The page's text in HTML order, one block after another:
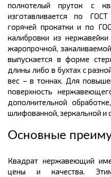
полнотелый пруток с
изготавливается по
горячей прокатки и по
калибровки из
жаропрочной,
выпускается в форме
длины либо в бухтах с
вес – втоннах. Для
поверхность
дополнительной
шлифованной, зеркальной и
Основные
Квадрат нержавеющий
цены и качества.